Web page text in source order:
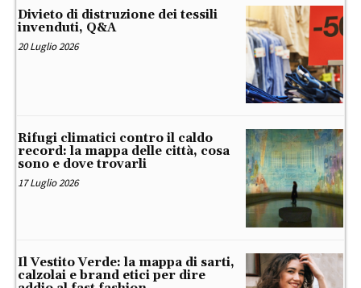
Divieto di distruzione dei tessili
invenduti, Q&A
20 Luglio 2026
Rifugi climatici contro il caldo
record: la mappa delle città, cosa
sono e dove trovarli
17 Luglio 2026
Il Vestito Verde: la mappa di sarti,
calzolai e brand etici per dire